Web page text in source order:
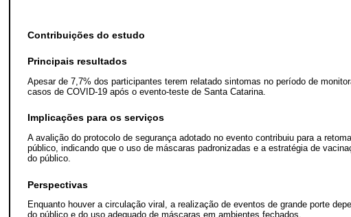
Contribuições do estudo
Principais resultados
Apesar de 7,7% dos participantes terem relatado sintomas no período de
casos de COVID-19 após o evento-teste de Santa Catarina.
Implicações para os serviços
A avalição do protocolo de segurança adotado no evento contribuiu para a
público, indicando que o uso de máscaras padronizadas e a estratégia de
do público.
Perspectivas
Enquanto houver a circulação viral, a realização de eventos de grande porte
do público e do uso adequado de máscaras em ambientes fechados.